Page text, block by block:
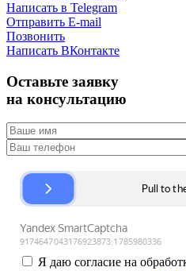
Написать в Telegram
Отправить E-mail
Позвонить
Написать ВКонтакте
Оставьте заявку
на консультацию
Я даю согласие на